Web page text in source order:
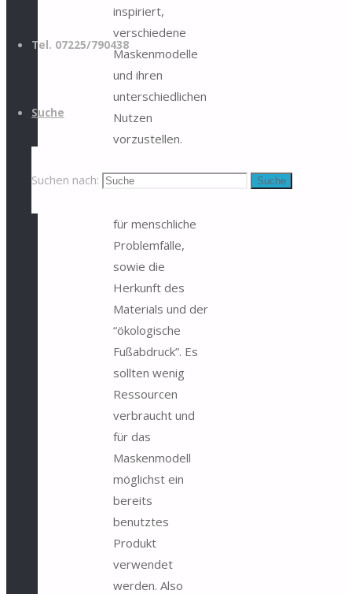
Tel. 07225/790438
Suche
Suchen nach: Suche
inspiriert,
verschiedene
Maskenmodelle
und ihren
unterschiedlichen
Nutzen
vorzustellen.
uns dabei
für menschliche
Problemfälle,
sowie die
Herkunft des
Materials und der
“ökologische
Fußabdruck”. Es
sollten wenig
Ressourcen
verbraucht und
für das
Maskenmodell
möglichst ein
bereits
benutztes
Produkt
verwendet
werden. Also